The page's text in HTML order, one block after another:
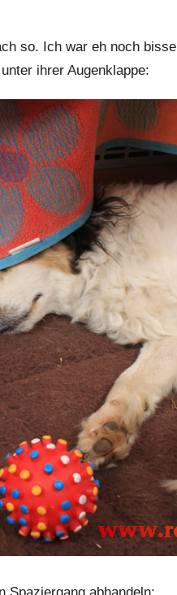
so. Ich war eh noch
ihrer Augenklappe: